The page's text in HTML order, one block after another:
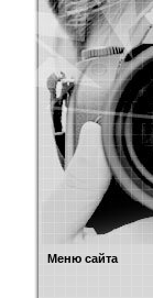
Меню сайта